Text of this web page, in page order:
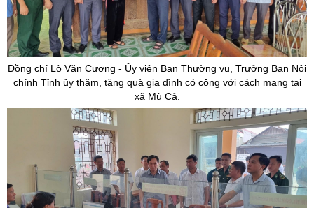
Đồng chí Lò Văn Cương - Ủy viên Ban Thường vụ, Trưởng Ban Nội
chính Tỉnh ủy thăm, tặng quà gia đình có công với cách mạng tại
xã Mù Cả.